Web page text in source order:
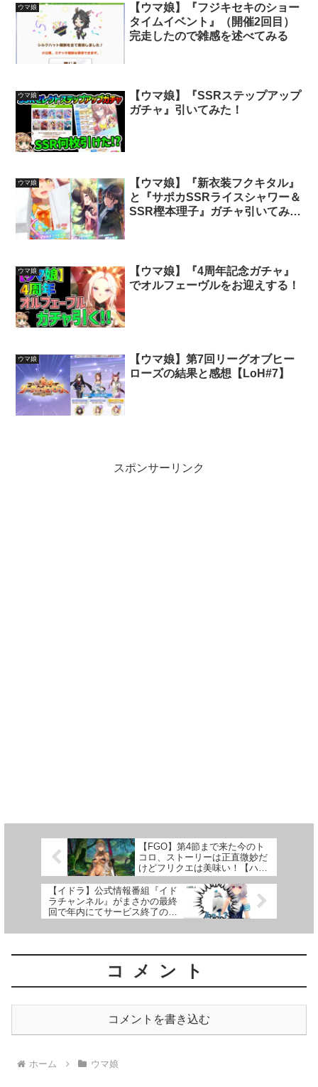
ウマ娘
【ウマ娘】『フジキセキのショー
タイムイベント』（開催2回目）
完走したので雑感を述べてみる
ウマ娘
【ウマ娘】『SSRステップアップ
ガチャ』引いてみた！
ウマ娘
【ウマ娘】『新衣装フクキタル』
と『サポカSSRライスシャワー＆
SSR樫本理子』ガチャ引いてみ
ウマ娘
【ウマ娘】『4周年記念ガチャ』
でオルフェーヴルをお迎えする！
ウマ娘
【ウマ娘】第7回リーグオブヒー
ローズの結果と感想【LoH#7】
スポンサーリンク
【FGO】第4節まで来た今のト
コロ、ストーリーは正直微妙だ
けどフリクエは美味い！【ハロ
ウィン・ライジング！#2】
【イドラ】公式情報番組『イド
ラチャンネル』がまさかの最終
回で年内にてサービス終了の可
コメント
コメントを書き込む
ホーム ウマ娘